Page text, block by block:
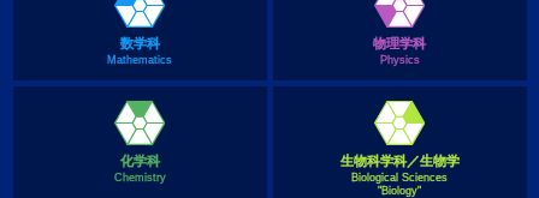
数学科
Mathematics
物理学科
Physics
化学科
Chemistry
生物科学科／生物学
Biological Sciences
"Biology"